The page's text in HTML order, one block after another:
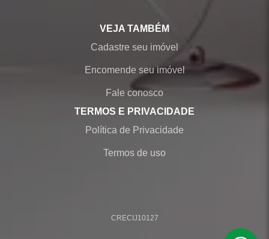
VEJA TAMBÉM
Cadastre seu imóvel
Encomende seu imóvel
Fale conosco
TERMOS E PRIVACIDADE
Política de Privacidade
Termos de uso
CRECIJ10127